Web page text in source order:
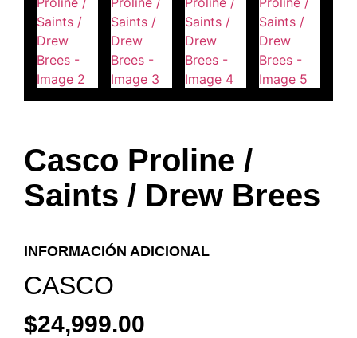
Casco Proline /
Saints / Drew Brees
INFORMACIÓN ADICIONAL
CASCO
$24,999.00